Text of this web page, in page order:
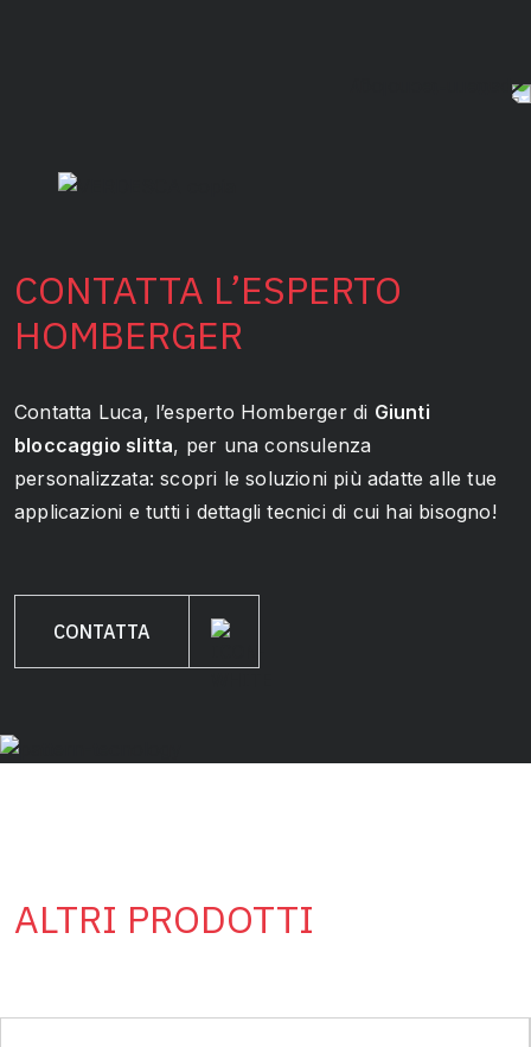
CONTATTA L’ESPERTO
HOMBERGER
Contatta Luca, l’esperto Homberger di Giunti
bloccaggio slitta, per una consulenza
personalizzata: scopri le soluzioni più adatte alle tue
applicazioni e tutti i dettagli tecnici di cui hai bisogno!
CONTATTA
ALTRI PRODOTTI